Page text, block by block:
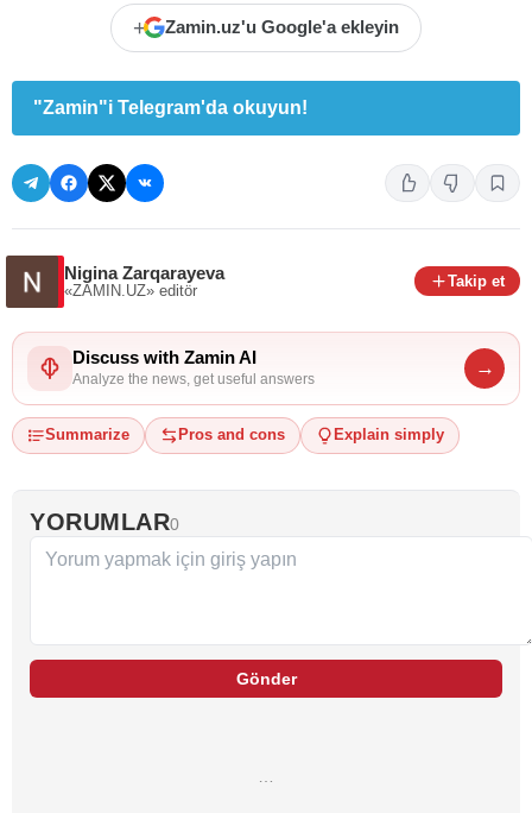
+ Zamin.uz'u Google'a ekleyin
"Zamin"i Telegram'da okuyun!
Nigina Zarqarayeva
«ZAMIN.UZ» editör
Takip et
Discuss with Zamin AI
Analyze the news, get useful answers
→
Summarize Pros and cons Explain simply
YORUMLAR0
Gönder